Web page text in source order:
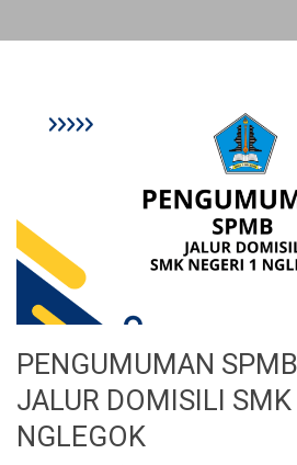
PENGUMUMAN
JALUR DOMISILI SMK
NGLEGOK